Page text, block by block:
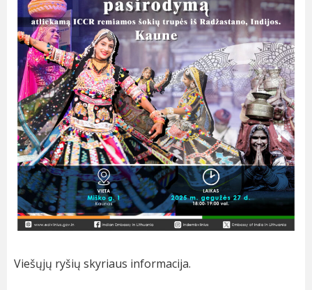
Viešųjų ryšių skyriaus informacija.